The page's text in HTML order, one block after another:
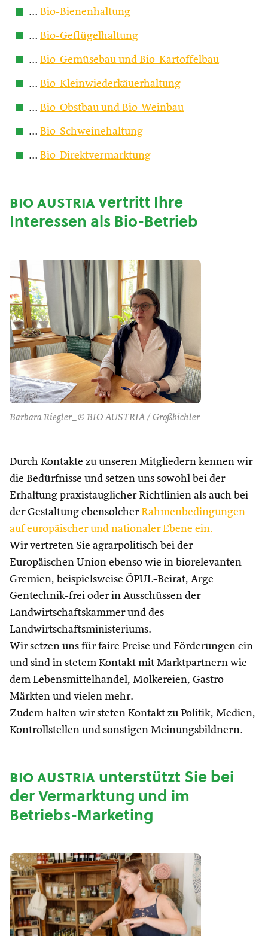
… Bio-Bienenhaltung
… Bio-Geflügelhaltung
… Bio-Gemüsebau und Bio-Kartoffelbau
… Bio-Kleinwiederkäuerhaltung
… Bio-Obstbau und Bio-Weinbau
… Bio-Schweinehaltung
… Bio-Direktvermarktung
bio austriavertritt Ihre
Interessen als Bio-Betrieb
Barbara Riegler_© BIO AUSTRIA / Großbichler
Durch Kontakte zu unseren Mitgliedern kennen wir
die Bedürfnisse und setzen uns sowohl bei der
Erhaltung praxistauglicher Richtlinien als auch bei
der Gestaltung ebensolcher Rahmenbedingungen
auf europäischer und nationaler Ebene ein.
Wir vertreten Sie agrarpolitisch bei der
Europäischen Union ebenso wie in biorelevanten
Gremien, beispielsweise ÖPUL-Beirat, Arge
Gentechnik-frei oder in Ausschüssen der
Landwirtschaftskammer und des
Landwirtschaftsministeriums.
Wir setzen uns für faire Preise und Förderungen ein
und sind in stetem Kontakt mit Marktpartnern wie
dem Lebensmittelhandel, Molkereien, Gastro-
Märkten und vielen mehr.
Zudem halten wir steten Kontakt zu Politik, Medien,
Kontrollstellen und sonstigen Meinungsbildnern.
bio austriaunterstützt Sie bei
der Vermarktung und im
Betriebs-Marketing